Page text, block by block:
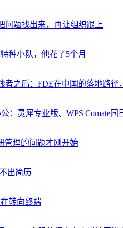
问题找出来，再让组织跟上
种小队，他花了5个月
者之后：FDE在中国的落地路径
：灵犀专业版、WPS Comate同
管理的问题才刚开始
出简历
转向终端